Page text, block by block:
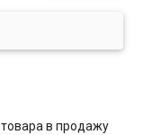
в продажу